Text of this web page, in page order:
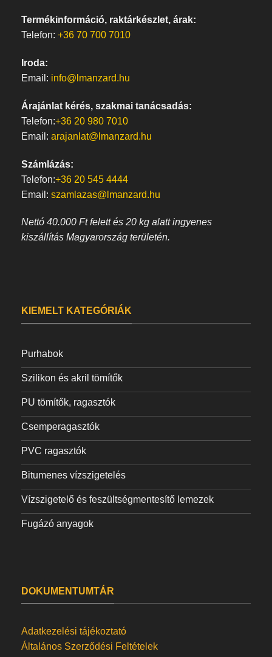
Termékinformáció, raktárkészlet, árak:
Telefon: +36 70 700 7010
Iroda:
Email: info@lmanzard.hu
Árajánlat kérés, szakmai tanácsadás:
Telefon:+36 20 980 7010
Email: arajanlat@lmanzard.hu
Számlázás:
Telefon:+36 20 545 4444
Email: szamlazas@lmanzard.hu
Nettó 40.000 Ft felett és 20 kg alatt ingyenes
kiszállítás Magyarország területén.
KIEMELT KATEGÓRIÁK
Purhabok
Szilikon és akril tömítők
PU tömítők, ragasztók
Csemperagasztók
PVC ragasztók
Bitumenes vízszigetelés
Vízszigetelő és feszültségmentesítő lemezek
Fugázó anyagok
DOKUMENTUMTÁR
Adatkezelési tájékoztató
Általános Szerződési Feltételek